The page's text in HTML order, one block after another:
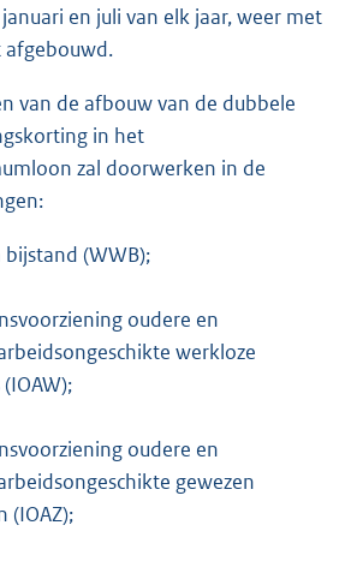
en juli van elk jaar, weer met
van de afbouw van de dubbele
in het
zal doorwerken in de
(WWB);
oudere en
werkloze
oudere en
gewezen
(IOAZ);